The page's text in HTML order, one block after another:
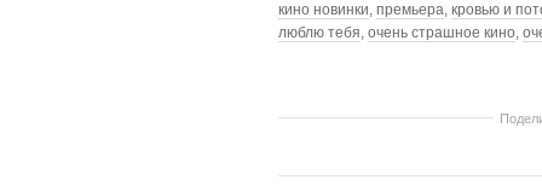
кино новинки, премьера, кровью и
люблю тебя, очень страшное кино,